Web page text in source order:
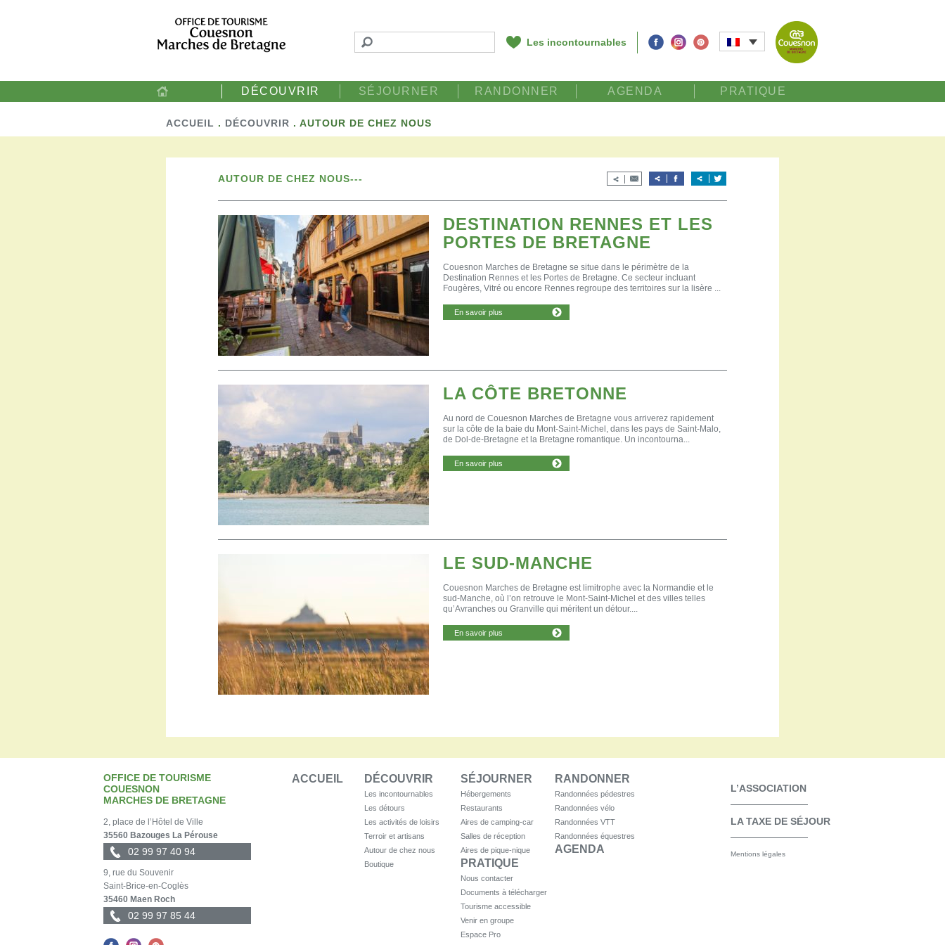
Les incontournables
DÉCOUVRIR SÉJOURNER RANDONNER AGENDA PRATIQUE
ACCUEIL . DÉCOUVRIR .AUTOUR DE CHEZ NOUS
AUTOUR DE CHEZ NOUS---
DESTINATION RENNES ET LES
PORTES DE BRETAGNE
Couesnon Marches de Bretagne se situe dans le périmètre de la
Destination Rennes et les Portes de Bretagne. Ce secteur incluant
Fougères, Vitré ou encore Rennes regroupe des territoires sur la lisère ...
En savoir plus
LA CÔTE BRETONNE
Au nord de Couesnon Marches de Bretagne vous arriverez rapidement
sur la côte de la baie du Mont-Saint-Michel, dans les pays de Saint-Malo,
de Dol-de-Bretagne et la Bretagne romantique. Un incontourna...
En savoir plus
LE SUD-MANCHE
Couesnon Marches de Bretagne est limitrophe avec la Normandie et le
sud-Manche, où l’on retrouve le Mont-Saint-Michel et des villes telles
qu’Avranches ou Granville qui méritent un détour....
En savoir plus
OFFICE DE TOURISME
COUESNON
MARCHES DE BRETAGNE
2, place de l’Hôtel de Ville
35560 Bazouges La Pérouse
02 99 97 40 94
9, rue du Souvenir
Saint-Brice-en-Coglès
35460 Maen Roch
02 99 97 85 44
ACCUEIL DÉCOUVRIR
Les incontournables
Les détours
Les activités de loisirs
Terroir et artisans
Autour de chez nous
Boutique
SÉJOURNER
Hébergements
Restaurants
Aires de camping-car
Salles de réception
Aires de pique-nique
RANDONNER
Randonnées pédestres
Randonnées vélo
Randonnées VTT
Randonnées équestres
AGENDA
PRATIQUE
Nous contacter
Documents à télécharger
Tourisme accessible
Venir en groupe
Espace Pro
L’ASSOCIATION
LA TAXE DE SÉJOUR
Mentions légales